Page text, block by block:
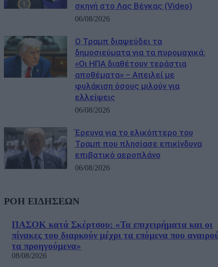
σκηνή στο Λας Βέγκας (Video)
06/08/2026
Ο Τραμπ διαψεύδει τα
δημοσιεύματα για τα πυρομαχικά:
«Οι ΗΠΑ διαθέτουν τεράστια
αποθέματα» – Απειλεί με
φυλάκιση όσους μιλούν για
ελλείψεις
06/08/2026
Έρευνα για το ελικόπτερο του
Τραμπ που πλησίασε επικίνδυνα
επιβατικό αεροπλάνο
06/08/2026
ΡΟΗ ΕΙΔΗΣΕΩΝ
ΠΑΣΟΚ κατά Σκέρτσου: «Τα επιχειρήματα και οι
πίνακες του διαρκούν μέχρι τα επόμενα που
τα προηγούμενα»
08/08/2026